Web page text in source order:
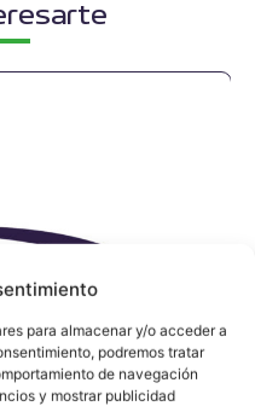
para almacenar y/o acceder a
podremos tratar
de navegación
y mostrar publicidad